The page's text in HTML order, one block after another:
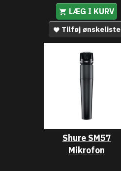
LÆG I KURV
Tilføj ønskeliste
Shure SM57
Mikrofon